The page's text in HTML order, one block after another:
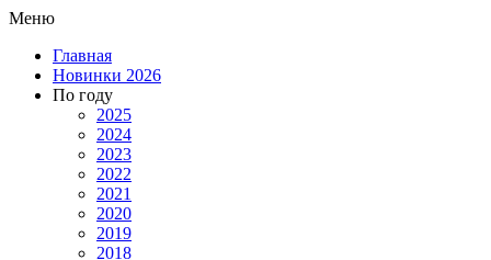
Меню
Главная
Новинки 2026
По году
2025
2024
2023
2022
2021
2020
2019
2018